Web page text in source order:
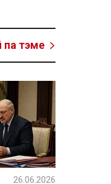
па тэме
26.06.2026